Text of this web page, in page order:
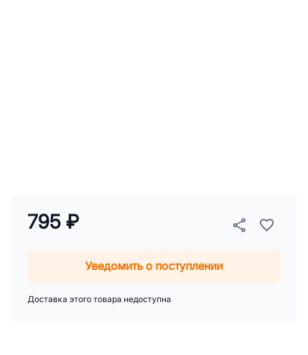
795 ₽
Уведомить о поступлении
Доставка этого товара недоступна